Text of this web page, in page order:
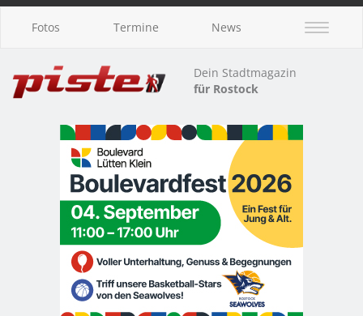
Fotos Termine News
Dein Stadtmagazin
für Rostock